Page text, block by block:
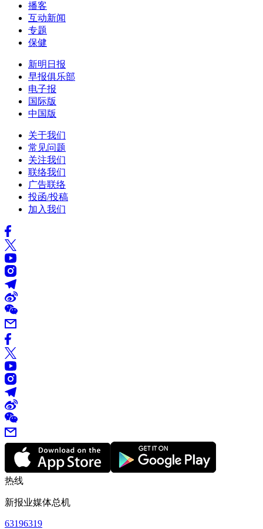
播客
互动新闻
专题
保健
新明日报
早报俱乐部
电子报
国际版
中国版
关于我们
常见问题
关注我们
联络我们
广告联络
投函/投稿
加入我们
热线
新报业媒体总机
63196319